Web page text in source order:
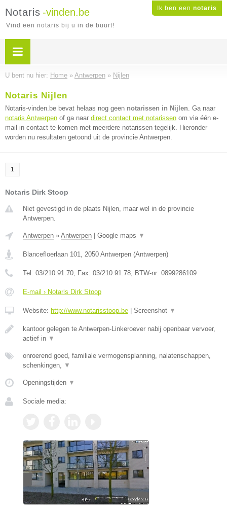
Ik ben een notaris
Notaris -vinden.be
Vind een notaris bij u in de buurt!
U bent nu hier: Home » Antwerpen » Nijlen
Notaris Nijlen
Notaris-vinden.be bevat helaas nog geen notarissen in Nijlen. Ga naar
notaris Antwerpen of ga naar direct contact met notarissen om via één e-
mail in contact te komen met meerdere notarissen tegelijk. Hieronder
worden nu resultaten getoond uit de provincie Antwerpen.
1
Notaris Dirk Stoop
Niet gevestigd in de plaats Nijlen, maar wel in de provincie
Antwerpen.
Antwerpen » Antwerpen Google maps ▼
Blancefloerlaan 101, 2050 Antwerpen (Antwerpen)
Tel: 03/210.91.70, Fax: 03/210.91.78, BTW-nr: 0899286109
E-mail › Notaris Dirk Stoop
Website: http://www.notarisstoop.be Screenshot ▼
kantoor gelegen te Antwerpen-Linkeroever nabij openbaar vervoer,
actief in ▼
onroerend goed, familiale vermogensplanning, nalatenschappen,
schenkingen, ▼
Openingstijden ▼
Sociale media: